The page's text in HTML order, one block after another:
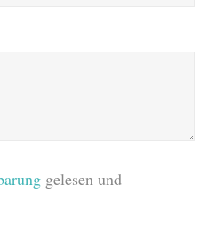
gelesen und